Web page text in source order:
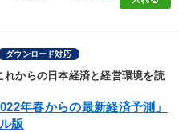
ダウンロード対応
れからの日本経済と経営環境を読
年春からの最新経済予測」
版